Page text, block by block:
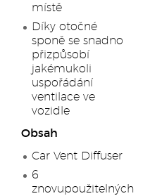
místě
Díky otočné
sponě se snadno
přizpůsobí
jakémukoli
uspořádání
ventilace ve
vozidle
Obsah
Car Vent Diffuser
6
znovupoužitelných